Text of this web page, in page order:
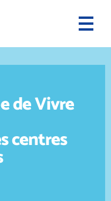
de Vivre
centres